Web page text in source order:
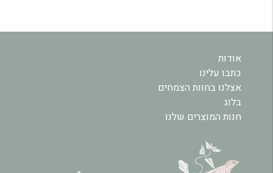
אודות
כתבו עלינו
אצלנו בחוות הצמחים
בלוג
חנות המוצרים שלנו